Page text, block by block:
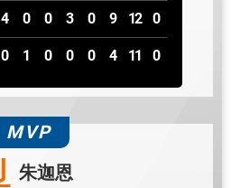
4 0 0 3 0
0 1 0 0 0
9 12 0
4 11 0
MVP
朱迦恩